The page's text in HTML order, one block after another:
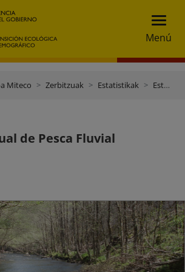
Menú
Miteco Zerbitzuak Estatistikak Estadísticas Forestales
de Pesca Fluvial